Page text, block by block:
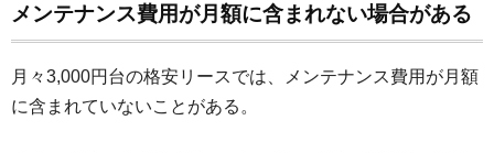
メンテナンス費用が月額に含まれない場合がある
月々3,000円台の格安リースでは、メンテナンス費用が月額
に含まれていないことがある。